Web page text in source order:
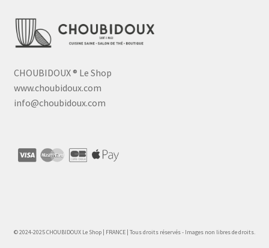
CHOUBIDOUX® Le Shop
www.choubidoux.com
info@choubidoux.com
© 2024-2025 CHOUBIDOUX Le Shop | FRANCE | Tous droits réservés - Images non libres de droits.